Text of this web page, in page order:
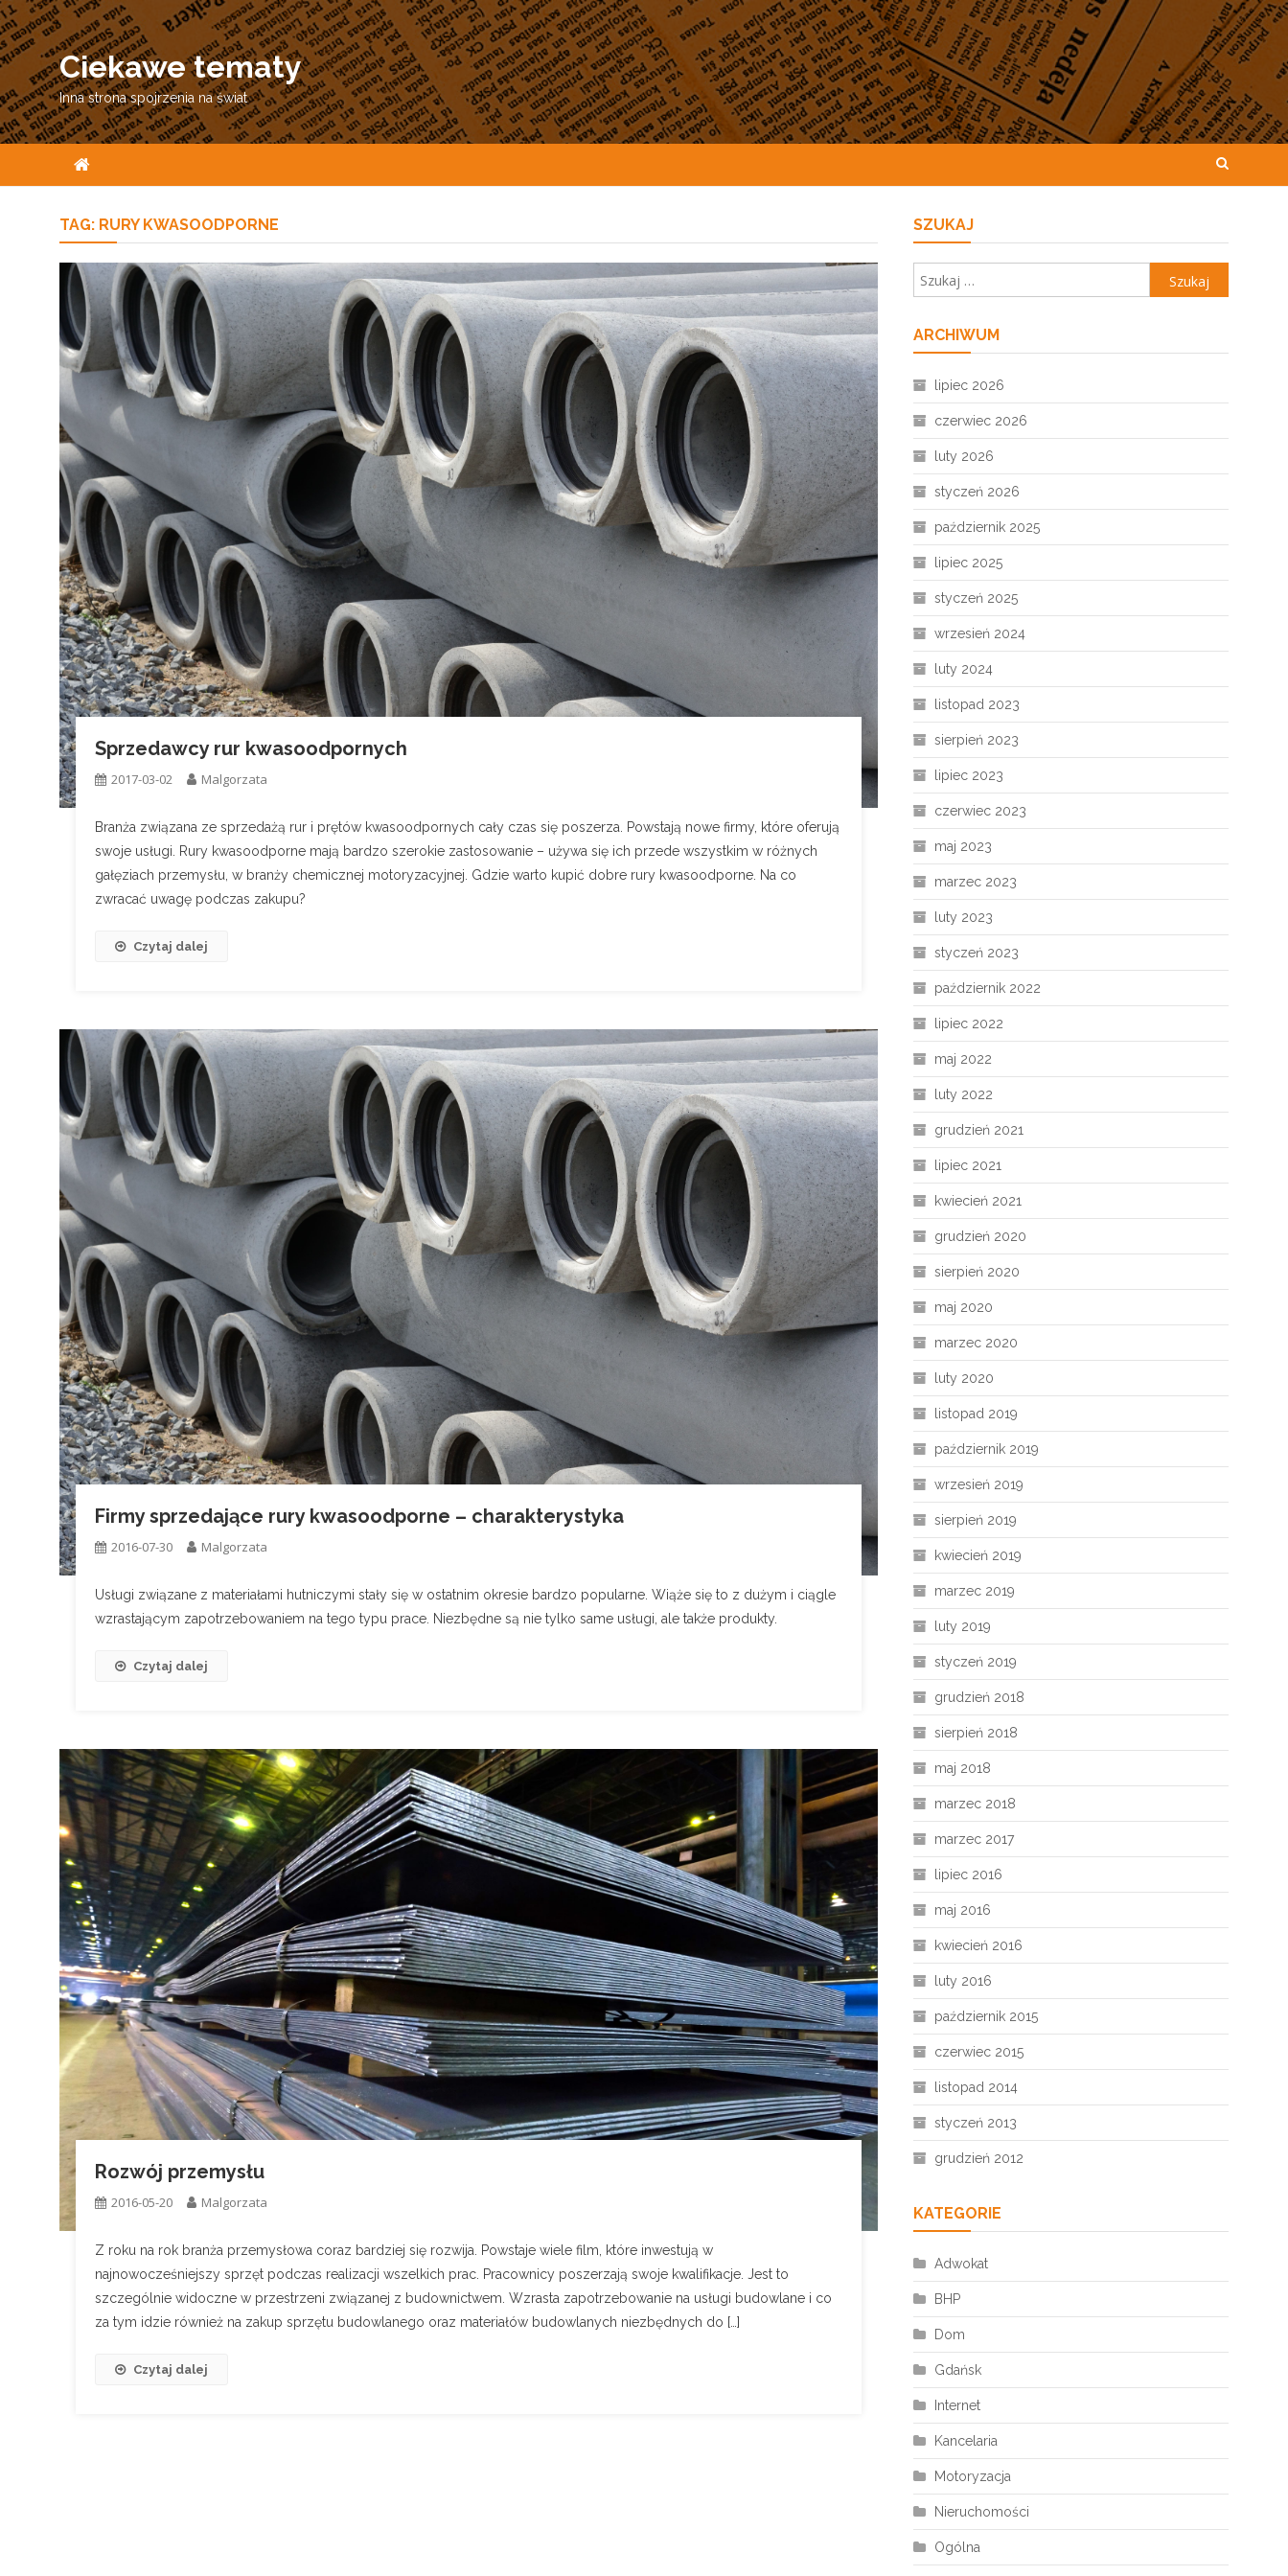
Skip
to
content
Ciekawe tematy
Inna strona spojrzenia na świat
TAG: RURY KWASOODPORNE
Sprzedawcy rur kwasoodpornych
2017-03-02 Malgorzata
Branża związana ze sprzedażą rur i prętów kwasoodpornych cały czas się poszerza. Powstają nowe firmy, które oferują
swoje usługi. Rury kwasoodporne mają bardzo szerokie zastosowanie – używa się ich przede wszystkim w różnych
gałęziach przemysłu, w branży chemicznej motoryzacyjnej. Gdzie warto kupić dobre rury kwasoodporne. Na co
zwracać uwagę podczas zakupu?
Czytaj dalej
Firmy sprzedające rury kwasoodporne – charakterystyka
2016-07-30 Malgorzata
Usługi związane z materiałami hutniczymi stały się w ostatnim okresie bardzo popularne. Wiąże się to z dużym i ciągle
wzrastającym zapotrzebowaniem na tego typu prace. Niezbędne są nie tylko same usługi, ale także produkty.
Czytaj dalej
Rozwój przemysłu
2016-05-20 Malgorzata
Z roku na rok branża przemysłowa coraz bardziej się rozwija. Powstaje wiele film, które inwestują w
najnowocześniejszy sprzęt podczas realizacji wszelkich prac. Pracownicy poszerzają swoje kwalifikacje. Jest to
szczególnie widoczne w przestrzeni związanej z budownictwem. Wzrasta zapotrzebowanie na usługi budowlane i co
za tym idzie również na zakup sprzętu budowlanego oraz materiałów budowlanych niezbędnych do […]
Czytaj dalej
SZUKAJ
ARCHIWUM
lipiec 2026
czerwiec 2026
luty 2026
styczeń 2026
październik 2025
lipiec 2025
styczeń 2025
wrzesień 2024
luty 2024
listopad 2023
sierpień 2023
lipiec 2023
czerwiec 2023
maj 2023
marzec 2023
luty 2023
styczeń 2023
październik 2022
lipiec 2022
maj 2022
luty 2022
grudzień 2021
lipiec 2021
kwiecień 2021
grudzień 2020
sierpień 2020
maj 2020
marzec 2020
luty 2020
listopad 2019
październik 2019
wrzesień 2019
sierpień 2019
kwiecień 2019
marzec 2019
luty 2019
styczeń 2019
grudzień 2018
sierpień 2018
maj 2018
marzec 2018
marzec 2017
lipiec 2016
maj 2016
kwiecień 2016
luty 2016
październik 2015
czerwiec 2015
listopad 2014
styczeń 2013
grudzień 2012
KATEGORIE
Adwokat
BHP
Dom
Gdańsk
Internet
Kancelaria
Motoryzacja
Nieruchomości
Ogólna